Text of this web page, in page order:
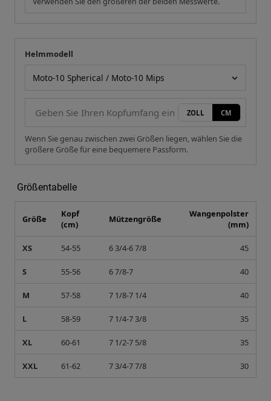
Ihre Messung
Helmmodell
ZOLL CM
Wenn Sie genau zwischen zwei Größen liegen, wählen Sie die
größere Größe für eine bequemere Passform.
Größentabelle
Größe
Kopf
(cm)
Mützengröße
Wangenpolster
(mm)
XS 54-55 6 3/4-6 7/8 45
S 55-56 6 7/8-7 40
M 57-58 7 1/8-7 1/4 40
L 58-59 7 1/4-7 3/8 35
XL 60-61 7 1/2-7 5/8 35
XXL 61-62 7 3/4-7 7/8 30